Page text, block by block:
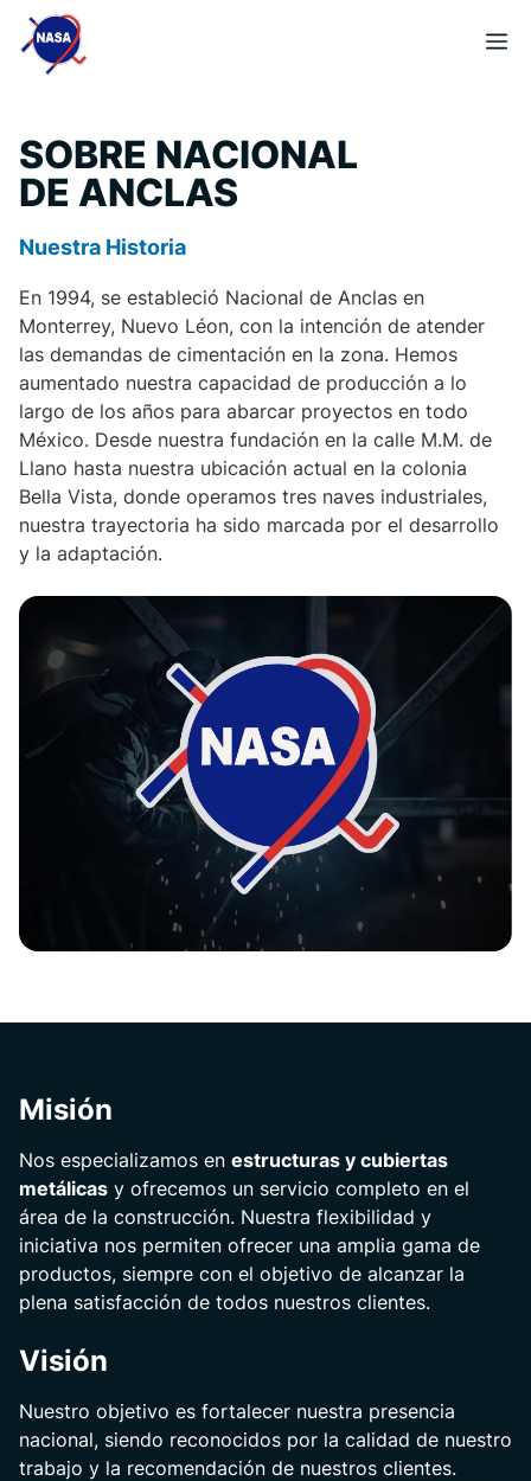
Saltar
contenido
SOBRE NACIONAL
DE ANCLAS
Nuestra Historia
En 1994, se estableció Nacional de Anclas en
Monterrey, Nuevo Léon, con la intención de atender
las demandas de cimentación en la zona. Hemos
aumentado nuestra capacidad de producción a lo
largo de los años para abarcar proyectos en todo
México. Desde nuestra fundación en la calle M.M. de
Llano hasta nuestra ubicación actual en la colonia
Bella Vista, donde operamos tres naves industriales,
nuestra trayectoria ha sido marcada por el desarrollo
y la adaptación.
Misión
Nos especializamos en estructuras y cubiertas
metálicas y ofrecemos un servicio completo en el
área de la construcción. Nuestra flexibilidad y
iniciativa nos permiten ofrecer una amplia gama de
productos, siempre con el objetivo de alcanzar la
plena satisfacción de todos nuestros clientes.
Visión
Nuestro objetivo es fortalecer nuestra presencia
nacional, siendo reconocidos por la calidad de nuestro
trabajo y la recomendación de nuestros clientes.